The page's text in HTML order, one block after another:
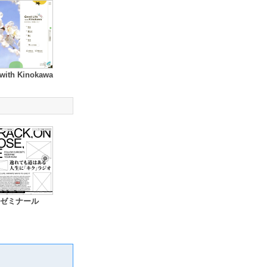
Kinokawa
ミナール